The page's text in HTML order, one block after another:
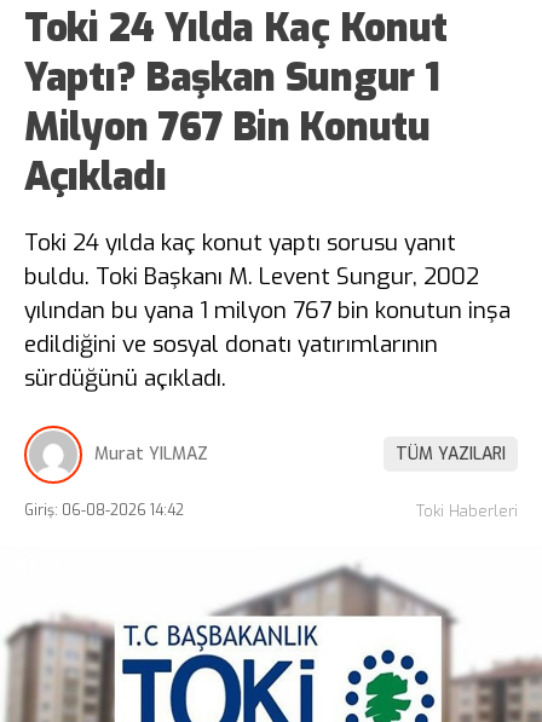
Toki 24 Yılda Kaç Konut
Yaptı? Başkan Sungur 1
Milyon 767 Bin Konutu
Açıkladı
Toki 24 yılda kaç konut yaptı sorusu yanıt
buldu. Toki Başkanı M. Levent Sungur, 2002
yılından bu yana 1 milyon 767 bin konutun inşa
edildiğini ve sosyal donatı yatırımlarının
sürdüğünü açıkladı.
Murat YILMAZ TÜM YAZILARI
Giriş: 06-08-2026 14:42 Toki Haberleri